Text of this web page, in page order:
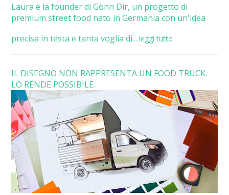
Laura è la founder di Gönn Dir, un progetto di
premium street food nato in Germania con un'idea
precisa in testa e tanta voglia di... leggi tutto
IL DISEGNO NON RAPPRESENTA UN FOOD TRUCK.
LO RENDE POSSIBILE.